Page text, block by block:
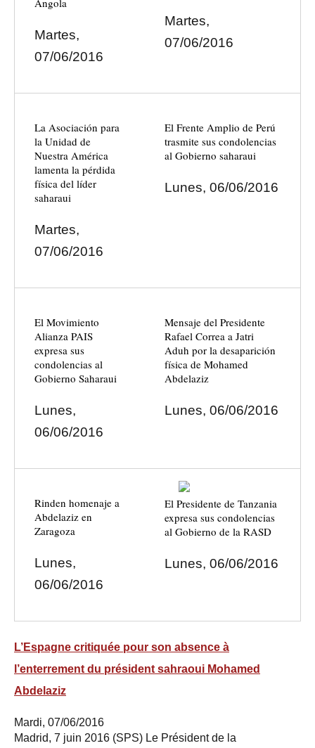
Angola
Martes,
07/06/2016
Martes,
07/06/2016
La Asociación para
la Unidad de
Nuestra América
lamenta la pérdida
física del líder
saharaui
Martes,
07/06/2016
El Frente Amplio de Perú
trasmite sus condolencias
al Gobierno saharaui
Lunes, 06/06/2016
El Movimiento
Alianza PAIS
expresa sus
condolencias al
Gobierno Saharaui
Lunes,
06/06/2016
Mensaje del Presidente
Rafael Correa a Jatri
Aduh por la desaparición
física de Mohamed
Abdelaziz
Lunes, 06/06/2016
Rinden homenaje a
Abdelaziz en
Zaragoza
Lunes,
06/06/2016
El Presidente de Tanzania
expresa sus condolencias
al Gobierno de la RASD
Lunes, 06/06/2016
L’Espagne critiquée pour son absence à
l’enterrement du président sahraoui Mohamed
Abdelaziz
Mardi, 07/06/2016
Madrid, 7 juin 2016 (SPS) Le Président de la